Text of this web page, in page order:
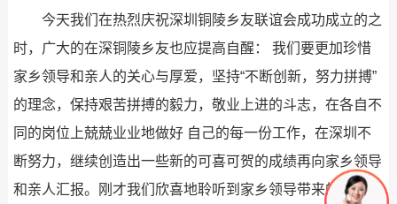
今天我们在热烈庆祝深圳铜陵乡友联谊会成功成立的之
时，广大的在深铜陵乡友也应提高自醒： 我们要更加珍惜
家乡领导和亲人的关心与厚爱，坚持“不断创新，努力拼搏”
的理念，保持艰苦拼搏的毅力，敬业上进的斗志，在各自不
同的岗位上兢兢业业地做好 自己的每一份工作，在深圳不
断努力，继续创造出一些新的可喜可贺的成绩再向家乡领导
和亲人汇报。刚才我们欣喜地聆听到家乡领导带来的喜讯，